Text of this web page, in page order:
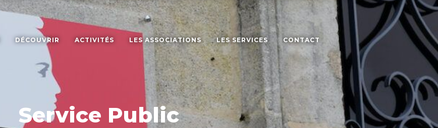
DÉCOUVRIR ACTIVITÉS LES ASSOCIATIONS LES SERVICES CONTACT
Service Public